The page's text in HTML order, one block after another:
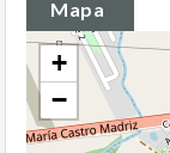
Mapa
+
−